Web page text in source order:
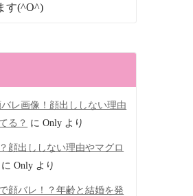
す(^O^)
バレ画像！顔出ししない理由
る？ にOnly より
顔出ししない理由やマグロ
にOnly より
顔バレ！？年齢と結婚を発